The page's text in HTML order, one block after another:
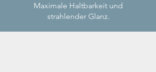
Maximale Haltbarkeit und
strahlender Glanz.